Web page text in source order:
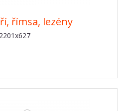
římsa, lezény